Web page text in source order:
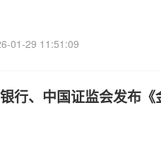
01-29 11:51:09
银行、中国证监会发布